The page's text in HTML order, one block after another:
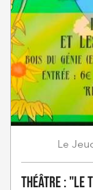
Le
Théâtre : "Le